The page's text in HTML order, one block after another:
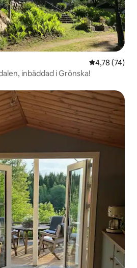
4,78 av 5 i
4,78 (74)
inbäddad i Grönska!